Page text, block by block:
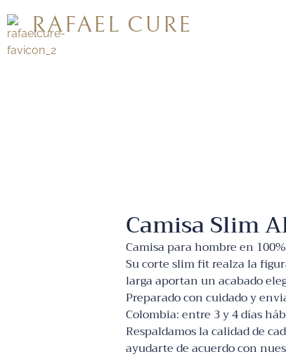
RAFAEL CURE
Camisa Slim
Camisa para hombre en
Su corte slim fit realza la
larga aportan un acabado
Preparado con cuidado y
Colombia: entre 3 y 4 días
Respaldamos la calidad de
ayudarte de acuerdo con